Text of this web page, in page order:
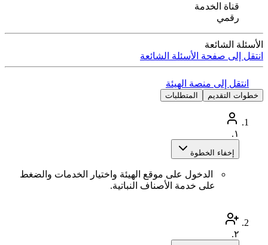
قناة الخدمة
رقمي
الأسئلة الشائعة
انتقل إلى صفحة الأسئلة الشائعة
انتقل إلى منصة الهيئة
خطوات التقديم المتطلبات
١.
إخفاء الخطوة
الدخول على موقع الهيئة واختيار الخدمات والضغط
على خدمة الأصناف النباتية.
٢.